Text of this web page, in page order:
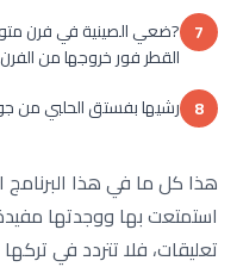
7 ?ضعي الصينية في فرن
القطر فور خروجها من
8 رشيها بفستق الحلبي من
هذا كل ما في هذا
استمتعت بها ووجدتها
تعليقات، فلا تتردد في